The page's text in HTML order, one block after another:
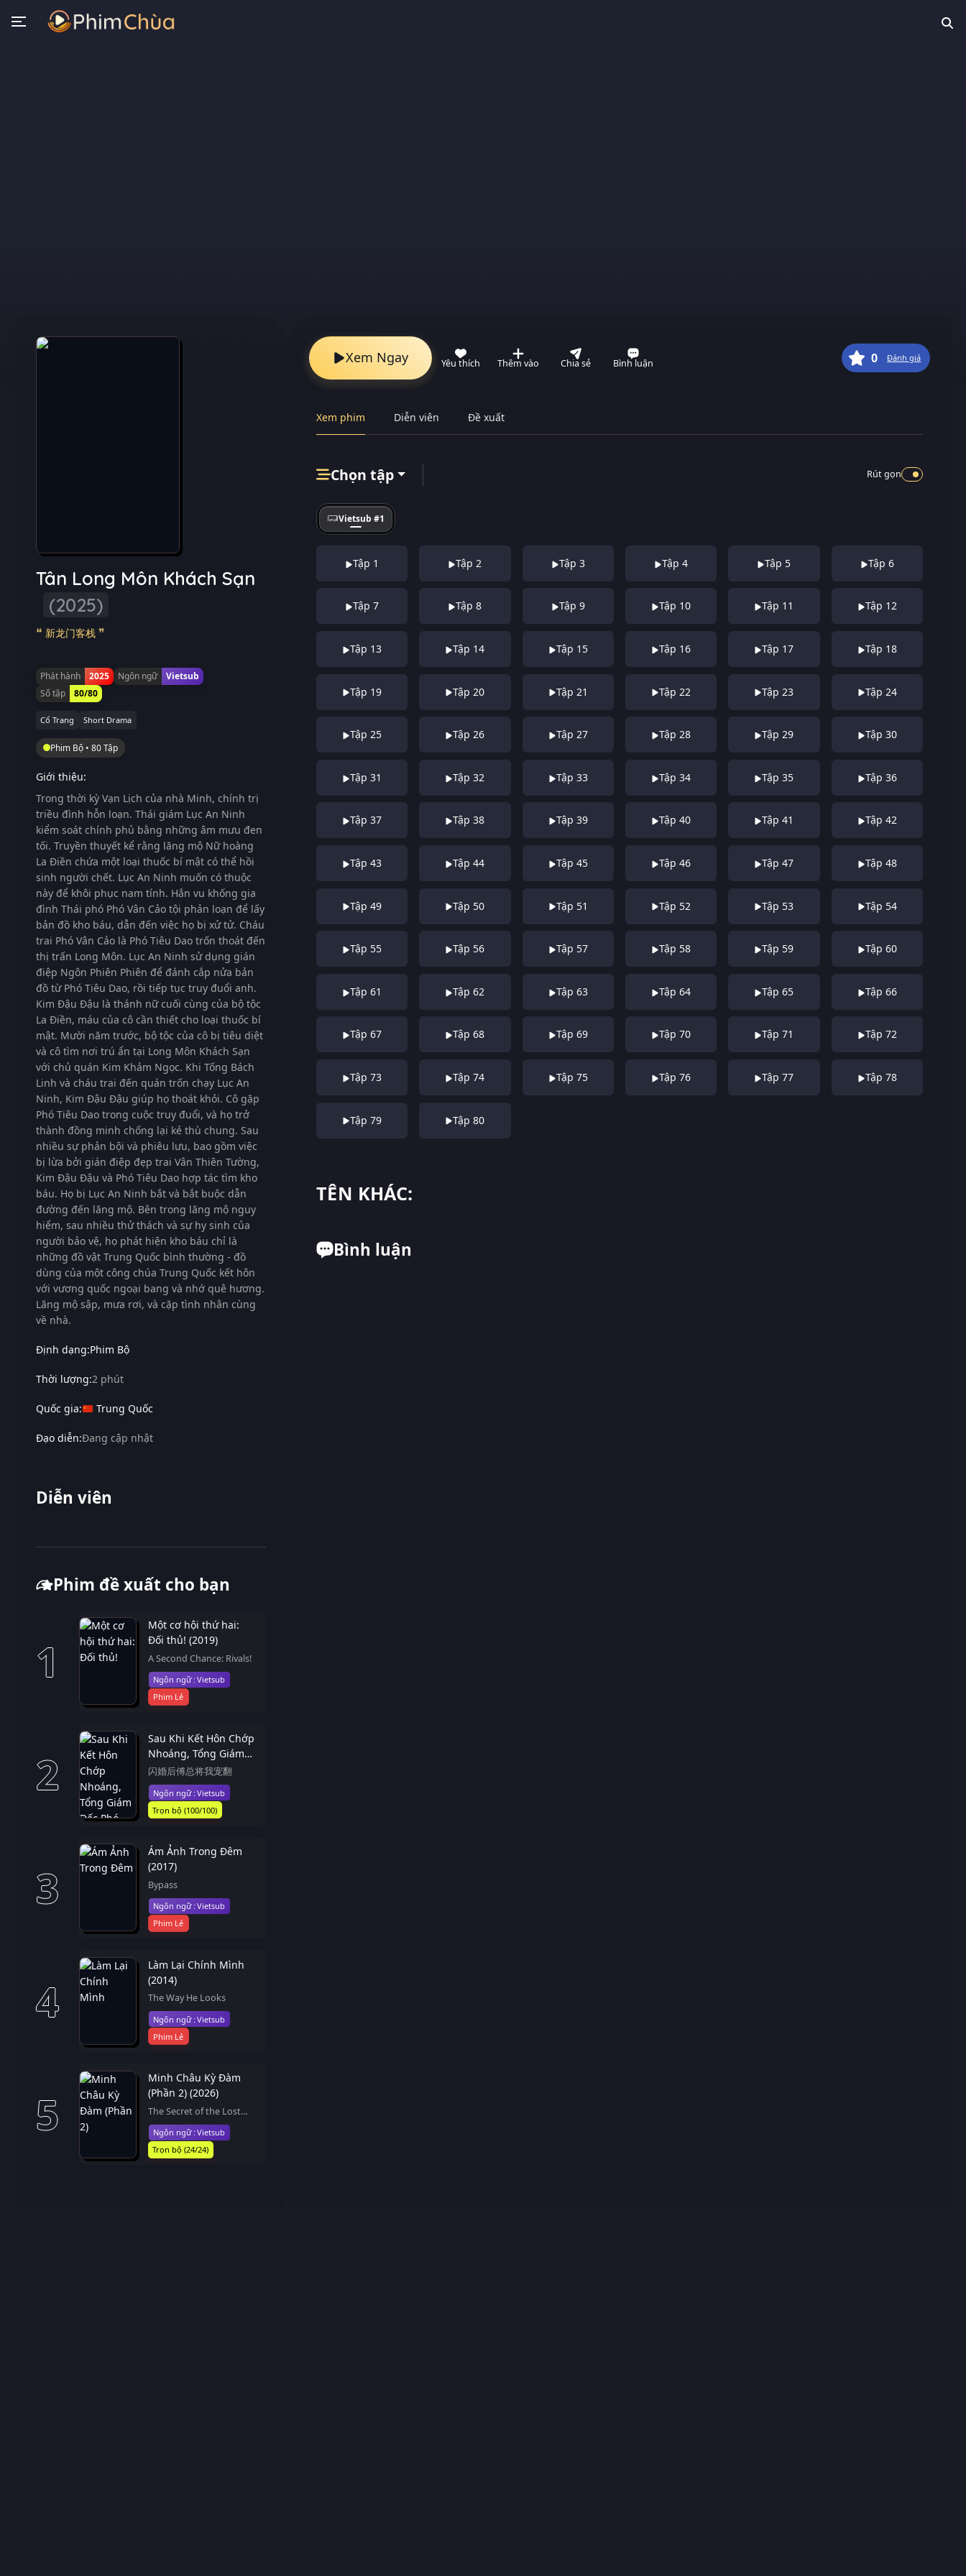
Tân Long Môn Khách Sạn
(2025)
新龙门客栈
Phát hành 2025 Ngôn ngữ
Vietsub
Số tập
80/80
Cổ Trang Short Drama
Phim Bộ • 80 Tập
Giới thiệu:
Trong thời kỳ Vạn Lịch của nhà Minh, chính trị
triều đình hỗn loạn. Thái giám Lục An Ninh
kiểm soát chính phủ bằng những âm mưu đen
tối. Truyền thuyết kể rằng lăng mộ Nữ hoàng
La Điền chứa một loại thuốc bí mật có thể hồi
sinh người chết. Lục An Ninh muốn có thuộc
này để khôi phục nam tính. Hắn vu khống gia
đình Thái phó Phó Vân Cảo tội phản loạn để lấy
bản đồ kho báu, dẫn đến việc họ bị xử tử. Cháu
trai Phó Vân Cảo là Phó Tiêu Dao trốn thoát đến
thị trấn Long Môn. Lục An Ninh sử dụng gián
điệp Ngôn Phiên Phiên để đánh cắp nửa bản
đồ từ Phó Tiêu Dao, rồi tiếp tục truy đuổi anh.
Kim Đậu Đậu là thánh nữ cuối cùng của bộ tộc
La Điền, máu của cô cần thiết cho loại thuốc bí
mật. Mười năm trước, bộ tộc của cô bị tiêu diệt
và cô tìm nơi trú ẩn tại Long Môn Khách Sạn
với chủ quán Kim Khảm Ngọc. Khi Tống Bách
Linh và cháu trai đến quán trốn chạy Lục An
Ninh, Kim Đậu Đậu giúp họ thoát khỏi. Cô gặp
Phó Tiêu Dao trong cuộc truy đuổi, và họ trở
thành đồng minh chống lại kẻ thù chung. Sau
nhiều sự phản bội và phiêu lưu, bao gồm việc
bị lừa bởi gián điệp đẹp trai Vân Thiên Tường,
Kim Đậu Đậu và Phó Tiêu Dao hợp tác tìm kho
báu. Họ bị Lục An Ninh bắt và bắt buộc dẫn
đường đến lăng mộ. Bên trong lăng mộ nguy
hiểm, sau nhiều thử thách và sự hy sinh của
người bảo vệ, họ phát hiện kho báu chỉ là
những đồ vật Trung Quốc bình thường - đồ
dùng của một công chúa Trung Quốc kết hôn
với vương quốc ngoại bang và nhớ quê hương.
Lăng mộ sập, mưa rơi, và cặp tình nhân cùng
về nhà.
Định dạng:Phim Bộ
Thời lượng:2 phút
Quốc gia: Trung Quốc
Đạo diễn:Đang cập nhật
Diễn viên
Phim đề xuất cho bạn
1
Một cơ hội thứ hai:
Đối thủ! (2019)
A Second Chance: Rivals!
Vietsub
Phim Lẻ
2
Sau Khi Kết Hôn Chớp
Nhoáng, Tổng Giám
Đốc Phó Cưng Chiều
Em Hết Mực (2025)
闪婚后傅总将我宠翻
Vietsub
Trọn bộ (100/100)
3
Ám Ảnh Trong Đêm
(2017)
Bypass
Vietsub
Phim Lẻ
4
Làm Lại Chính Mình
(2014)
The Way He Looks
Vietsub
Phim Lẻ
5
Minh Châu Kỳ Đàm
(Phần 2) (2026)
The Secret of the Lost
Pearl (Season 2)
Vietsub
Trọn bộ (24/24)
Xem Ngay Yêu thích Thêm vào Chia sẻ Bình luận 0 Đánh giá
Xem phim Diễn viên Đề xuất
Chọn tập Rút gọn
Vietsub #1
Tập 1 Tập 2 Tập 3 Tập 4 Tập 5 Tập 6
Tập 7 Tập 8 Tập 9 Tập 10 Tập 11 Tập 12
Tập 13 Tập 14 Tập 15 Tập 16 Tập 17 Tập 18
Tập 19 Tập 20 Tập 21 Tập 22 Tập 23 Tập 24
Tập 25 Tập 26 Tập 27 Tập 28 Tập 29 Tập 30
Tập 31 Tập 32 Tập 33 Tập 34 Tập 35 Tập 36
Tập 37 Tập 38 Tập 39 Tập 40 Tập 41 Tập 42
Tập 43 Tập 44 Tập 45 Tập 46 Tập 47 Tập 48
Tập 49 Tập 50 Tập 51 Tập 52 Tập 53 Tập 54
Tập 55 Tập 56 Tập 57 Tập 58 Tập 59 Tập 60
Tập 61 Tập 62 Tập 63 Tập 64 Tập 65 Tập 66
Tập 67 Tập 68 Tập 69 Tập 70 Tập 71 Tập 72
Tập 73 Tập 74 Tập 75 Tập 76 Tập 77 Tập 78
Tập 79 Tập 80
TÊN KHÁC:
Bình luận